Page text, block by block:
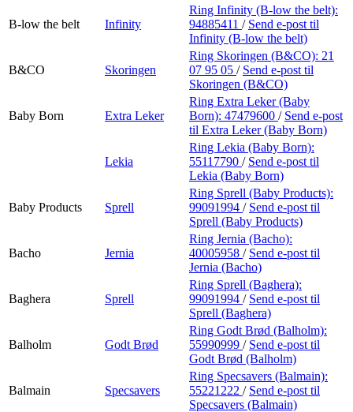
B-low the belt Infinity
Ring Infinity (B-low the belt):
94885411 / Send e-post til
Infinity (B-low the belt)
B&CO Skoringen
Ring Skoringen (B&CO): 21
07 95 05 / Send e-post til
Skoringen (B&CO)
Baby Born Extra Leker
Ring Extra Leker (Baby
Born): 47479600 / Send e-post
til Extra Leker (Baby Born)
Lekia
Ring Lekia (Baby Born):
55117790 / Send e-post til
Lekia (Baby Born)
Baby Products Sprell
Ring Sprell (Baby Products):
99091994 / Send e-post til
Sprell (Baby Products)
Bacho Jernia
Ring Jernia (Bacho):
40005958 / Send e-post til
Jernia (Bacho)
Baghera Sprell
Ring Sprell (Baghera):
99091994 / Send e-post til
Sprell (Baghera)
Balholm Godt Brød
Ring Godt Brød (Balholm):
55990999 / Send e-post til
Godt Brød (Balholm)
Balmain Specsavers
Ring Specsavers (Balmain):
55221222 / Send e-post til
Specsavers (Balmain)